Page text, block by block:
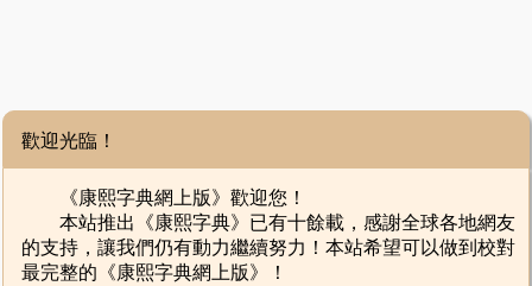
歡迎光臨！
《康熙字典網上版》歡迎您！
本站推出《康熙字典》已有十餘載，感謝全球各地網友
的支持，讓我們仍有動力繼續努力！本站希望可以做到校對
最完整的《康熙字典網上版》！